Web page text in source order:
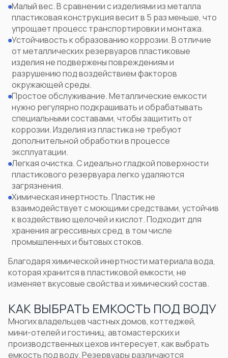
Малый вес. В сравнении с изделиями из металла
пластиковая конструкция весит в 5 раз меньше, что
упрощает процесс транспортировки и монтажа.
Устойчивость к образованию коррозии. В отличие
от металлических резервуаров пластиковые
изделия не подвержены повреждениям и
разрушению под воздействием факторов
окружающей среды.
Простое обслуживание. Металлические емкости
нужно регулярно подкрашивать и обрабатывать
специальными составами, чтобы защитить от
коррозии. Изделия из пластика не требуют
дополнительной обработки в процессе
эксплуатации.
Легкая очистка. С идеально гладкой поверхности
пластикового резервуара легко удаляются
загрязнения.
Химическая инертность. Пластик не
взаимодействует с моющими средствами, устойчив
к воздействию щелочей и кислот. Подходит для
хранения агрессивных сред, в том числе
промышленных и бытовых стоков.
Благодаря химической инертности материала вода,
которая хранится в пластиковой емкости, не
изменяет вкусовые свойства и химический состав.
КАК ВЫБРАТЬ ЕМКОСТЬ ПОД ВОДУ
Многих владельцев частных домов, коттеджей,
мини-отелей и гостиниц, автомастерских и
производственных цехов интересует, как выбрать
емкость под воду. Резервуары различаются